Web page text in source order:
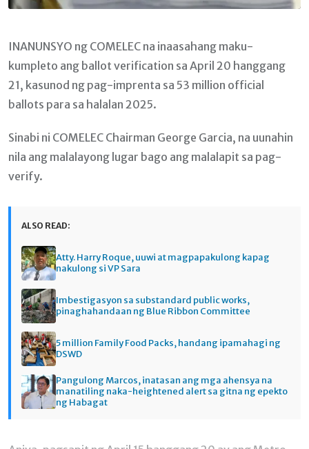
INANUNSYO ng COMELEC na inaasahang maku-
kumpleto ang ballot verification sa April 20 hanggang
21, kasunod ng pag-imprenta sa 53 million official
ballots para sa halalan 2025.
Sinabi ni COMELEC Chairman George Garcia, na uunahin
nila ang malalayong lugar bago ang malalapit sa pag-
verify.
ALSO READ:
Atty. Harry Roque, uuwi at magpapakulong kapag
nakulong si VP Sara
Imbestigasyon sa substandard public works,
pinaghahandaan ng Blue Ribbon Committee
5 million Family Food Packs, handang ipamahagi ng
DSWD
Pangulong Marcos, inatasan ang mga ahensya na
manatiling naka-heightened alert sa gitna ng epekto
ng Habagat